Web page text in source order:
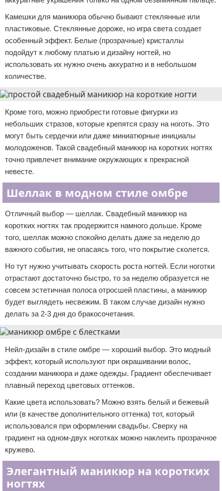
Камешки для маникюра обычно бывают стеклянные или
пластиковые. Стеклянные дороже, но игра света создает
особенный эффект. Белые (прозрачные) кристаллы
подойдут к любому платью и дизайну ногтей, но
использовать их нужно очень аккуратно и в небольшом
количестве.
Кроме того, можно приобрести готовые фигурки из
небольших стразов, которые крепятся сразу на ноготь. Это
могут быть сердечки или даже миниатюрные инициалы
молодоженов. Такой свадебный маникюр на коротких ногтях
точно привлечет внимание окружающих к прекрасной
невесте.
Шеллак в модном стиле омбре
Отличный выбор — шеллак. Свадебный маникюр на
коротких ногтях так продержится намного дольше. Кроме
того, шеллак можно спокойно делать даже за неделю до
важного события, не опасаясь того, что покрытие сколется.
Но тут нужно учитывать скорость роста ногтей. Если ноготки
отрастают достаточно быстро, то за неделю образуется не
совсем эстетичная полоса отросшей пластины, а маникюр
будет выглядеть несвежим. В таком случае дизайн нужно
делать за 2-3 дня до бракосочетания.
Нейл-дизайн в стиле омбре — хороший выбор. Это модный
эффект, который используют при окрашивании волос,
создании маникюра и даже одежды. Градиент обеспечивает
плавный переход цветовых оттенков.
Какие цвета использовать? Можно взять белый и бежевый
или (в качестве дополнительного оттенка) тот, который
использовался при оформлении свадьбы. Сверху на
градиент на одном-двух ноготках можно наклеить прозрачное
кружево.
Элегантный маникюр на коротких
ногтях